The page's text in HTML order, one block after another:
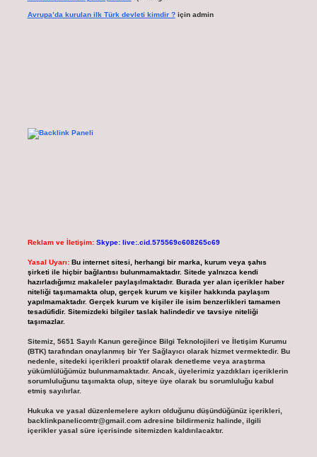
Avrupa’da kurulan ilk Türk devleti kimdir ?için admin
Reklam ve İletişim: Skype: live:.cid.575569c608265c69
Yasal Uyarı: Bu internet sitesi, herhangi bir marka, kurum veya şahıs
şirketi ile hiçbir bağlantısı bulunmamaktadır. Sitede yalnızca kendi
hazırladığımız makaleler paylaşılmaktadır. Burada yer alan içerikler haber
niteliği taşımamakta olup, gerçek kurum ve kişiler hakkında paylaşım
yapılmamaktadır. Gerçek kurum ve kişiler ile isim benzerlikleri tamamen
tesadüfidir. Sitemizdeki bilgiler taslak halindedir ve tavsiye niteliği
taşımazlar.
Sitemiz, 5651 Sayılı Kanun gereğince Bilgi Teknolojileri ve İletişim Kurumu
(BTK) tarafından onaylanmış bir Yer Sağlayıcı olarak hizmet vermektedir. Bu
nedenle, sitedeki içerikleri proaktif olarak denetleme veya araştırma
yükümlülüğümüz bulunmamaktadır. Ancak, üyelerimiz yazdıkları içeriklerin
sorumluluğunu taşımakta olup, siteye üye olarak bu sorumluluğu kabul
etmiş sayılırlar.
Hukuka ve yasal düzenlemelere aykırı olduğunu düşündüğünüz içerikleri,
backlinkpanelicomtr@gmail.comadresine bildirmeniz halinde, ilgili
içerikler yasal süre içerisinde sitemizden kaldırılacaktır.